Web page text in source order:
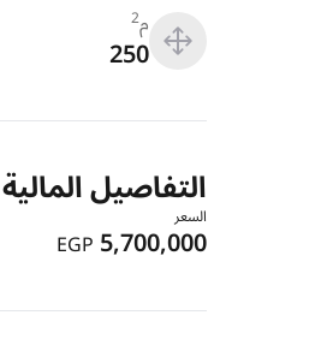
م2
250
التفاصيل المالية
السعر
5,700,000
EGP